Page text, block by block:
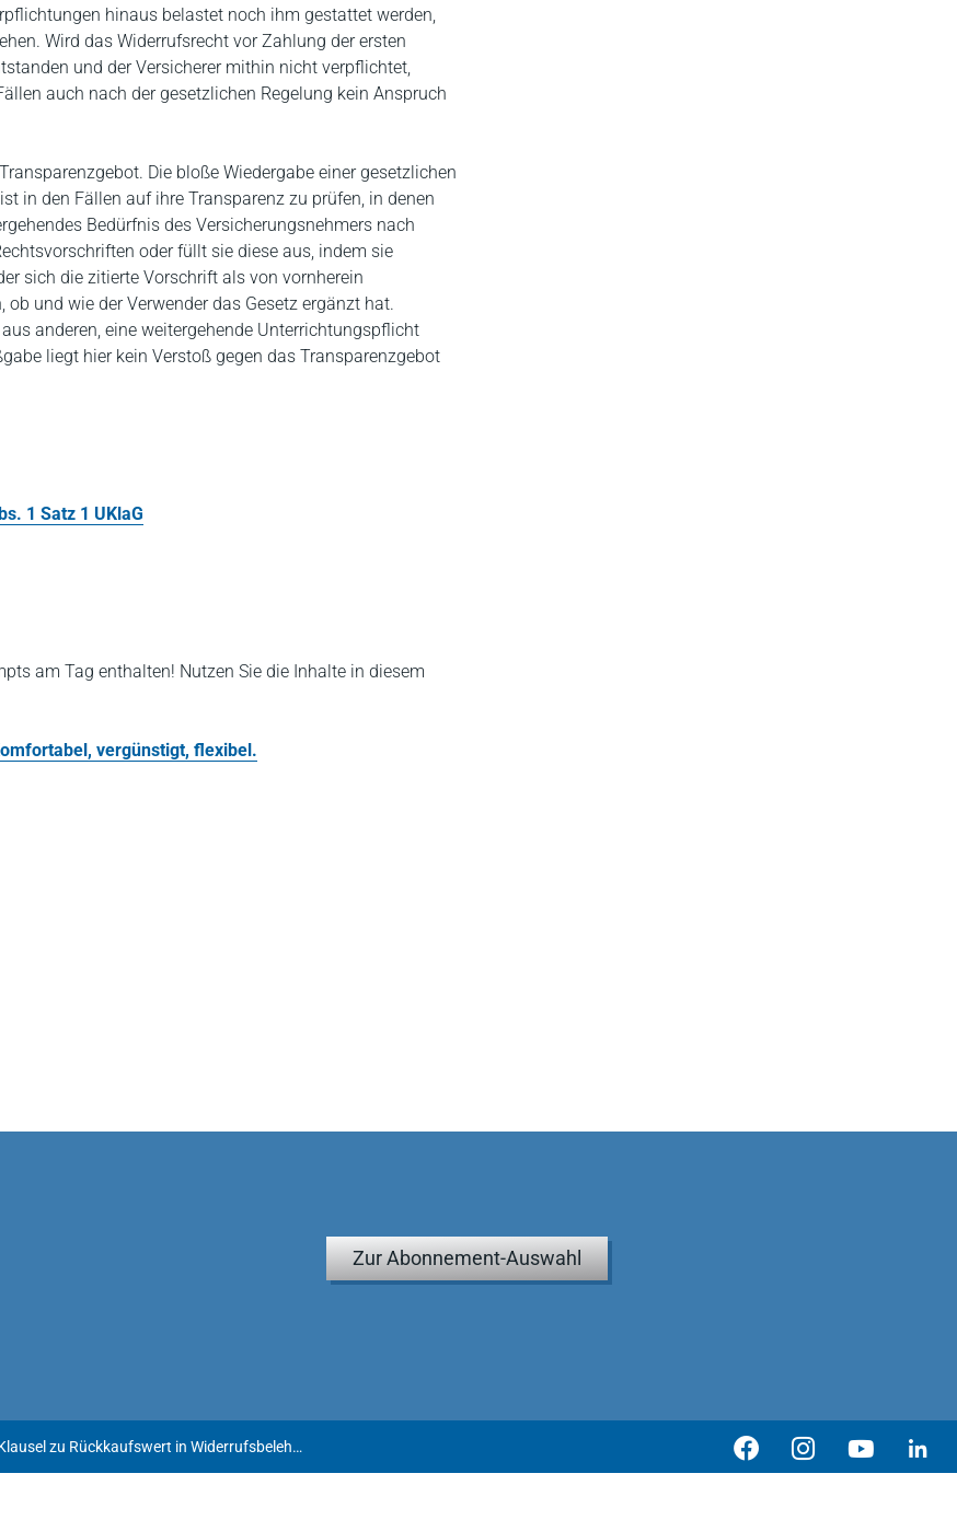
hinaus belastet noch ihm gestattet werden,
Wird das Widerrufsrecht vor Zahlung der ersten
und der Versicherer mithin nicht verpflichtet,
auch nach der gesetzlichen Regelung kein Anspruch
Die bloße Wiedergabe einer gesetzlichen
in den Fällen auf ihre Transparenz zu prüfen, in denen
Bedürfnis des Versicherungsnehmers nach
oder füllt sie diese aus, indem sie
sich die zitierte Vorschrift als von vornherein
und wie der Verwender das Gesetz ergänzt hat.
anderen, eine weitergehende Unterrichtungspflicht
liegt hier kein Verstoß gegen das Transparenzgebot
1 Satz 1 UKlaG
am Tag enthalten! Nutzen Sie die Inhalte in diesem
vergünstigt, flexibel.
Zur Abonnement-Auswahl
Transparenzgebot: Klausel zu Rückkaufswert in Widerrufsbelehrung betreffend Lebens- und Rentenversicherungsverträge